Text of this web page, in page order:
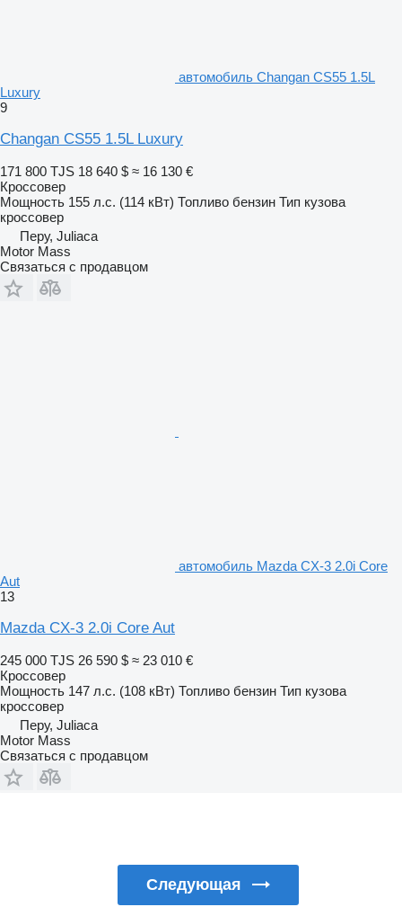
автомобиль Changan CS55 1.5L
Luxury
9
Changan CS55 1.5L Luxury
171 800 TJS 18 640 $ ≈ 16 130 €
Кроссовер
Мощность 155 л.с. (114 кВт) Топливо бензин Тип кузова
кроссовер
Перу, Juliaca
Motor Mass
Связаться с продавцом
автомобиль Mazda CX-3 2.0i Core
Aut
13
Mazda CX-3 2.0i Core Aut
245 000 TJS 26 590 $ ≈ 23 010 €
Кроссовер
Мощность 147 л.с. (108 кВт) Топливо бензин Тип кузова
кроссовер
Перу, Juliaca
Motor Mass
Связаться с продавцом
Следующая